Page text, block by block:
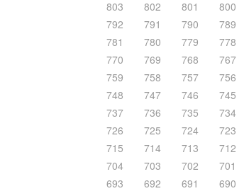
803
802 801 800
792
791 790 789
781
780 779 778
770
769 768 767
759
758 757 756
748
747 746 745
737
736 735 734
726
725 724 723
715
714 713 712
704
703 702 701
693
692 691 690